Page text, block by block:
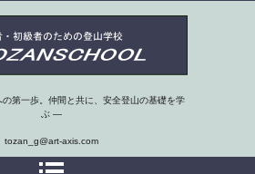
第一歩。仲間と共に、安全登山の基礎を学
ぶ ―
tozan_g@art-axis.com